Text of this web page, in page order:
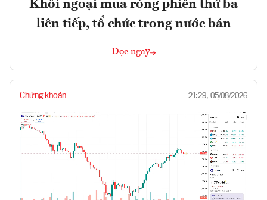
Khối ngoại mua ròng phiên thứ ba
liên tiếp, tổ chức trong nước bán
Đọc ngay
Chứng khoán 21:29, 05/08/2026